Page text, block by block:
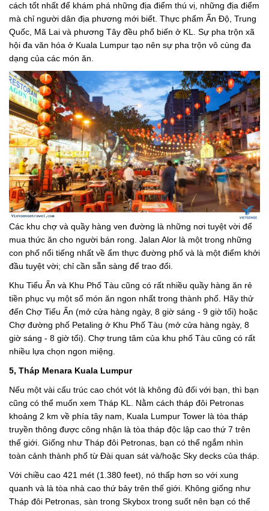
cách tốt nhất để khám phá những địa điểm thú vị, những địa điểm
mà chỉ người dân địa phương mới biết. Thực phẩm Ấn Độ, Trung
Quốc, Mã Lai và phương Tây đều phổ biến ở KL. Sự pha trộn xã
hội đa văn hóa ở Kuala Lumpur tạo nên sự pha trộn vô cùng đa
dạng của các món ăn.
Các khu chợ và quầy hàng ven đường là những nơi tuyệt vời để
mua thức ăn cho người bán rong. Jalan Alor là một trong những
con phố nổi tiếng nhất về ẩm thực đường phố và là một điểm khởi
đầu tuyệt vời; chỉ cần sẵn sàng để trao đổi.
Khu Tiểu Ấn và Khu Phố Tàu cũng có rất nhiều quầy hàng ăn rẻ
tiền phục vụ một số món ăn ngon nhất trong thành phố. Hãy thử
đến Chợ Tiểu Ấn (mở cửa hàng ngày, 8 giờ sáng - 9 giờ tối) hoặc
Chợ đường phố Petaling ở Khu Phố Tàu (mở cửa hàng ngày, 8
giờ sáng - 8 giờ tối). Chợ trung tâm của khu phố Tàu cũng có rất
nhiều lựa chọn ngon miệng.
5, Tháp Menara Kuala Lumpur
Nếu một vài cấu trúc cao chót vót là không đủ đối với bạn, thì bạn
cũng có thể muốn xem Tháp KL. Nằm cách tháp đôi Petronas
khoảng 2 km về phía tây nam, Kuala Lumpur Tower là tòa tháp
truyền thông được công nhận là tòa tháp độc lập cao thứ 7 trên
thế giới. Giống như Tháp đôi Petronas, bạn có thể ngắm nhìn
toàn cảnh thành phố từ Đài quan sát và/hoặc Sky decks của tháp.
Với chiều cao 421 mét (1.380 feet), nó thấp hơn so với xung
quanh và là tòa nhà cao thứ bảy trên thế giới. Không giống như
Tháp đôi Petronas, sàn trong Skybox trong suốt nên bạn có thể